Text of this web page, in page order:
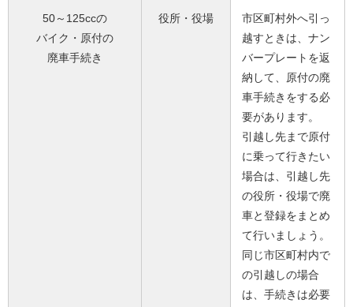
50～125ccの
バイク・原付の
廃車手続き
役所・役場
市区町村外へ引っ
越すときは、ナン
バープレートを返
納して、原付の廃
車手続きをする必
要があります。
引越し先まで原付
に乗って行きたい
場合は、引越し先
の役所・役場で廃
車と登録をまとめ
て行いましょう。
同じ市区町村内で
の引越しの場合
は、手続きは必要